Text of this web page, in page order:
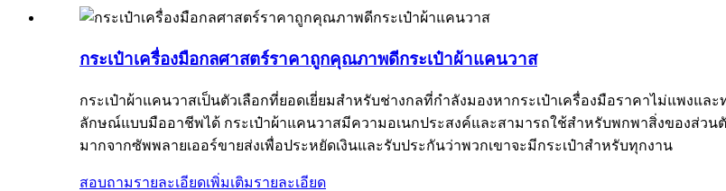
กระเป๋าเครื่องมือกลศาสตร์ราคาถูกคุณภาพดีกระเป๋าผ้าแคนวาส
กระเป๋าผ้าแคนวาสเป็นตัวเลือกที่ยอดเยี่ยมสำหรับช่างกลที่กำลังมองหากระเป๋าเครื่องมือราคาไม่แพงแ
ลักษณ์แบบมืออาชีพได้ กระเป๋าผ้าแคนวาสมีความอเนกประสงค์และสามารถใช้สำหรับพกพาสิ่งของส่วน
มากจากซัพพลายเออร์ขายส่งเพื่อประหยัดเงินและรับประกันว่าพวกเขาจะมีกระเป๋าสำหรับทุกงาน
สอบถามรายละเอียดเพิ่มเติมรายละเอียด